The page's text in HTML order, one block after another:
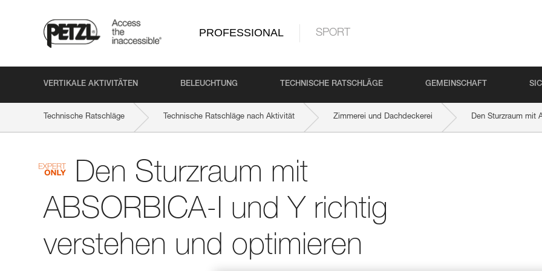
PROFESSIONAL SPORT
VERTIKALE AKTIVITÄTEN BELEUCHTUNG TECHNISCHE RATSCHLÄGE GEMEINSCHAFT
Technische Ratschläge Technische Ratschläge nach Aktivität Zimmerei und Dachdeckerei Den Sturzraum mit
Den Sturzraum mit
ABSORBICA-I und Y richtig
verstehen und optimieren